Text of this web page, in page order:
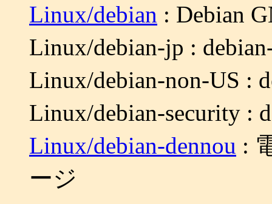
Linux/debian : Debian
Linux/debian-jp :
Linux/debian-non-US :
Linux/debian-security :
Linux/debian-dennou :
ージ